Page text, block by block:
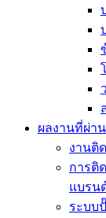
ผลงานที่ผ่า
งานติ
การติด
แบรน
ระบบ